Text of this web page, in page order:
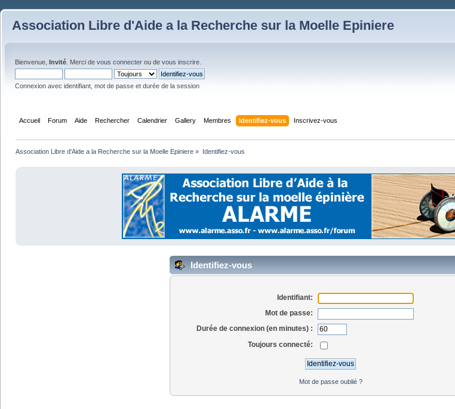
Association Libre d'Aide a la Recherche sur la Moelle Epiniere
Bienvenue, Invité . Merci de vous connecter ou de vous inscrire
Connexion avec identifiant, mot de passe et durée de la session
Accueil Forum Aide Rechercher Calendrier Gallery Membres Identifiez-vous Inscrivez-vous
Association Libre d'Aide a la Recherche sur la Moelle Epiniere » Identifiez-vous
Identifiez-vous
Identifiant:
Mot de passe:
Durée de connexion (en minutes) :
Toujours connecté:
Mot de passe oublié ?